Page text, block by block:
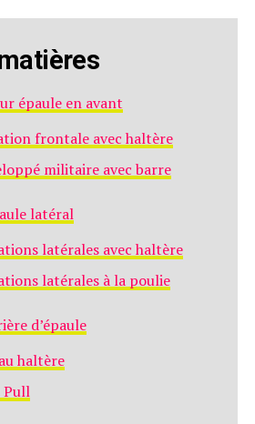
épaule en avant
frontale avec haltère​
militaire avec barre
latéral
latérales avec haltère
latérales à la poulie
d’épaule
haltère
Pull